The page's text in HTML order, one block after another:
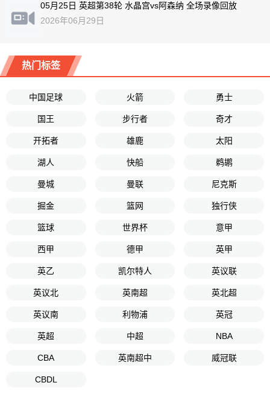
05月25日 英超第38轮 水晶宫vs阿森纳 全场录像回放
2026年06月29日
热门标签
中国足球 火箭 勇士
国王 步行者 奇才
开拓者 雄鹿 太阳
湖人 快船 鹈鹕
曼城 曼联 尼克斯
掘金 篮网 独行侠
篮球 世界杯 意甲
西甲 德甲 英甲
英乙 凯尔特人 英议联
英议北 英南超 英北超
英议南 利物浦 英冠
英超 中超 NBA
CBA 英南超中 威冠联
CBDL